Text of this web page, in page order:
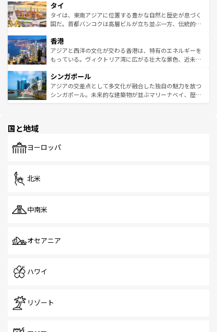
リティに包まれながら、韓国の多彩な魅力を心ゆくまで味
わってみてほしい。 なお、新着の韓国情報はコンテンツ一
覧を参照してほしい。
急速な発展と共に伝統が息づく。ハノイの古い町並みやホ
ーチミン市のフランス統治時代の建物も、独特の雰囲気を
醸し出している。また、バラエティの豊かさとおいしさで
とつ。フォーやバインミー、ベトナムコーヒーなどは、ぜ
ひ現地で味わいたい。どの地域を訪れてもあたたかい人々
が旅行者を迎えてくれるので、きっと忘れられない旅にな
参照してほしい。
タイ
タイは、東南アジアに位置する豊かな自然と歴史が息づく
国だ。首都バンコクは高層ビルが立ち並ぶ一方、伝統的な
の活気が交差している。北部ではチェンマイなどの山岳地
帯で自然と触れ合い、南部ではプーケットやクラビの美し
いビーチでリゾート気分を楽しむことができる。タイ料理
激する。気候は一年中温暖で、どの季節にも異なる楽しみ
が待っている。親しみやすいタイの人々、仏教を中心とし
た文化、そして多様な観光資源が、訪れる旅人を魅了し続
香港
アジアと西洋の文化が交わる香港は、特有のエネルギーを
もっている。ヴィクトリア湾に広がる壮大な景色、近未来
み、どこを訪れても感動するはず。観光スポットが密集し
ており、効率よく見どころを回れるのも魅力。息をのむよ
うな絶景から文化的な体験まで、香港を存分に楽しみ尽く
シンガポール
アジアの交差点として多文化が融合した独自の魅力を放つ
シンガポール。未来的な建築物が並ぶマリーナベイ、歴史
で、ホーカーズは地元の風情を楽しめる外せないスポット
国と地域
ヨーロッパ
北米
中南米
オセアニア
ハワイ
リゾート